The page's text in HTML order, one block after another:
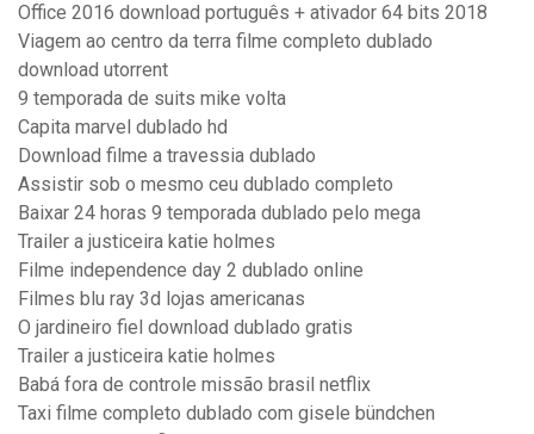
Office 2016 download português + ativador 64 bits 2018
Viagem ao centro da terra filme completo dublado
download utorrent
9 temporada de suits mike volta
Capita marvel dublado hd
Download filme a travessia dublado
Assistir sob o mesmo ceu dublado completo
Baixar 24 horas 9 temporada dublado pelo mega
Trailer a justiceira katie holmes
Filme independence day 2 dublado online
Filmes blu ray 3d lojas americanas
O jardineiro fiel download dublado gratis
Trailer a justiceira katie holmes
Babá fora de controle missão brasil netflix
Taxi filme completo dublado com gisele bündchen